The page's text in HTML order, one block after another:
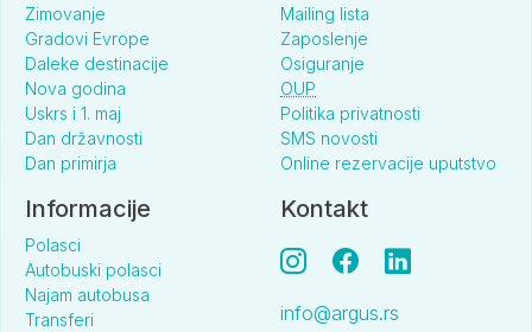
Zimovanje
Gradovi Evrope
Daleke destinacije
Nova godina
Uskrs i 1. maj
Dan državnosti
Dan primirja
Mailing lista
Zaposlenje
Osiguranje
OUP
Politika privatnosti
SMS novosti
Online rezervacije uputstvo
Informacije
Polasci
Autobuski polasci
Najam autobusa
Transferi
Kontakt
info@argus.rs